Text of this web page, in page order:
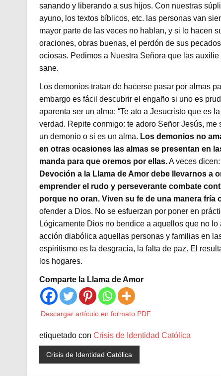
sanando y liberando a sus hijos. Con nuestras
ayuno, los textos bíblicos, etc. las personas van
mayor parte de las veces no hablan, y si lo hacen
oraciones, obras buenas, el perdón de sus
ociosas. Pedimos a Nuestra Señora que las
sane.
Los demonios tratan de hacerse pasar por almas
embargo es fácil descubrir el engaño si uno es
aparenta ser un alma: “Te ato a Jesucristo que es
verdad. Repite conmigo: te adoro Señor Jesús, me
un demonio o si es un alma. Los demonios no
en otras ocasiones las almas se presentan en
manda para que oremos por ellas.A veces
Devoción a la Llama de Amor debe llevarnos a
emprender el rudo y perseverante combate
porque no oran. Viven su fe de una manera fría
ofender a Dios. No se esfuerzan por poner en
Lógicamente Dios no bendice a aquellos que no
acción diabólica aquellas personas y familias en
espiritismo es la desgracia, la falta de paz. El
los hogares.
Comparte la Llama de Amor
Descargar artículo en formato PDF
etiquetado con Crisis de Identidad Católica
Crisis de Identidad Católica